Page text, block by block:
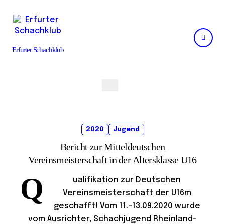
content
Erfurter Schachklub
2020 Jugend
Bericht zur Mitteldeutschen
Vereinsmeisterschaft in der Altersklasse U16
Q
ualifikation zur Deutschen
Vereinsmeisterschaft der U16m
geschafft! Vom 11.-13.09.2020 wurde
vom Ausrichter, Schachjugend Rheinland-